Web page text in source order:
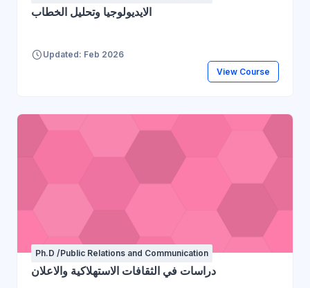
الايديولوجيا وتحليل الخطاب
Updated: Feb 2026
View Course
Ph.D /Public Relations and Communication
دراسات في الثقافات الاستهلاكية والاعلان